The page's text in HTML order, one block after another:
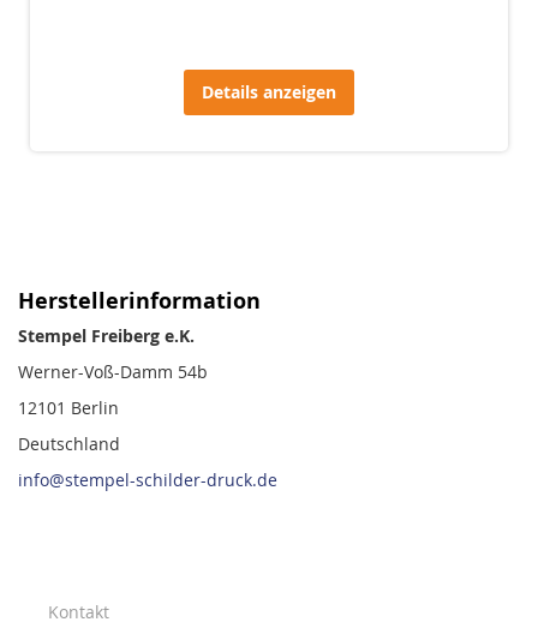
Details anzeigen
Herstellerinformation
Stempel Freiberg e.K.
Werner-Voß-Damm 54b
12101 Berlin
Deutschland
info@stempel-schilder-druck.de
Kontakt